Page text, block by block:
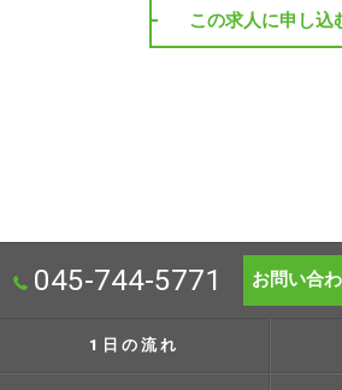
この求人に申し込
045-744-5771 お問い合
1日の流れ